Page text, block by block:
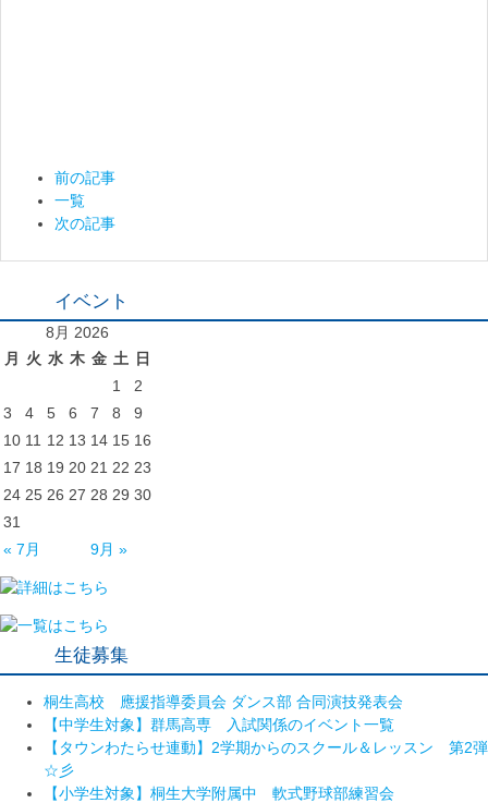
前の記事
一覧
次の記事
イベント
8月 2026
月
火 水 木 金 土
日
1
2
3
4 5 6 7 8
9
10 11 12 13 14 15 16
17 18 19 20 21 22 23
24 25 26 27 28 29 30
31
« 7月
9月 »
生徒募集
桐生高校 應援指導委員会 ダンス部 合同演技発表会
【中学生対象】群馬高専 入試関係のイベント一覧
【タウンわたらせ連動】2学期からのスクール＆レッスン 第2弾
☆彡
【小学生対象】桐生大学附属中 軟式野球部練習会